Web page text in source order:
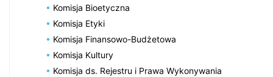
Komisja Bioetyczna
Komisja Etyki
Komisja Finansowo-Budżetowa
Komisja Kultury
Komisja ds. Rejestru i Prawa Wykonywania